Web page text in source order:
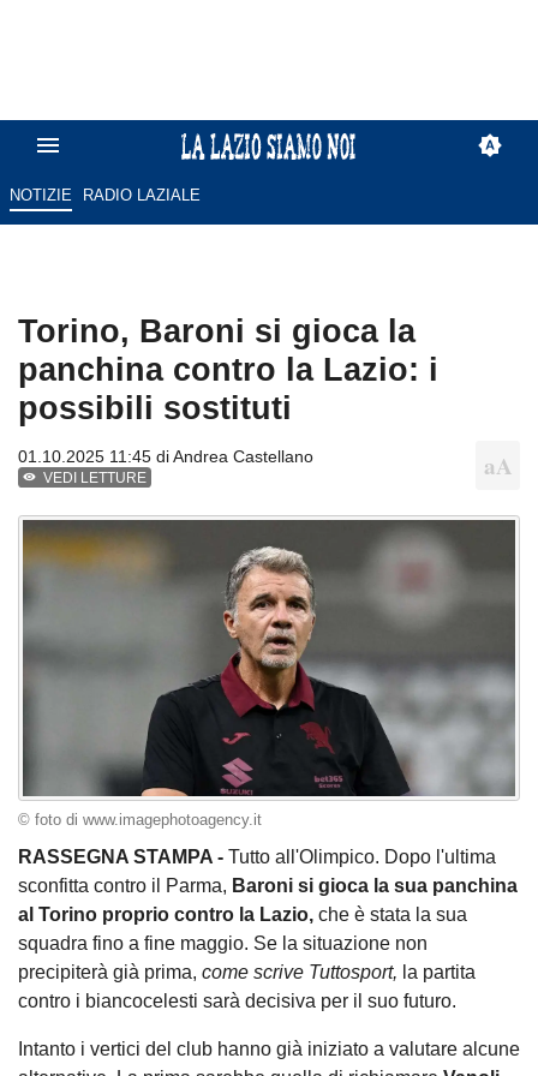
NOTIZIE RADIO LAZIALE
Torino, Baroni si gioca la
panchina contro la Lazio: i
possibili sostituti
01.10.2025 11:45 diAndrea Castellano
VEDI LETTURE
© foto di www.imagephotoagency.it
RASSEGNA STAMPA - Tutto all'Olimpico. Dopo l'ultima
sconfitta contro il Parma, Baroni si gioca la sua panchina
al Torino proprio contro la Lazio, che è stata la sua
squadra fino a fine maggio. Se la situazione non
precipiterà già prima, come scrive Tuttosport, la partita
contro i biancocelesti sarà decisiva per il suo futuro.
Intanto i vertici del club hanno già iniziato a valutare alcune